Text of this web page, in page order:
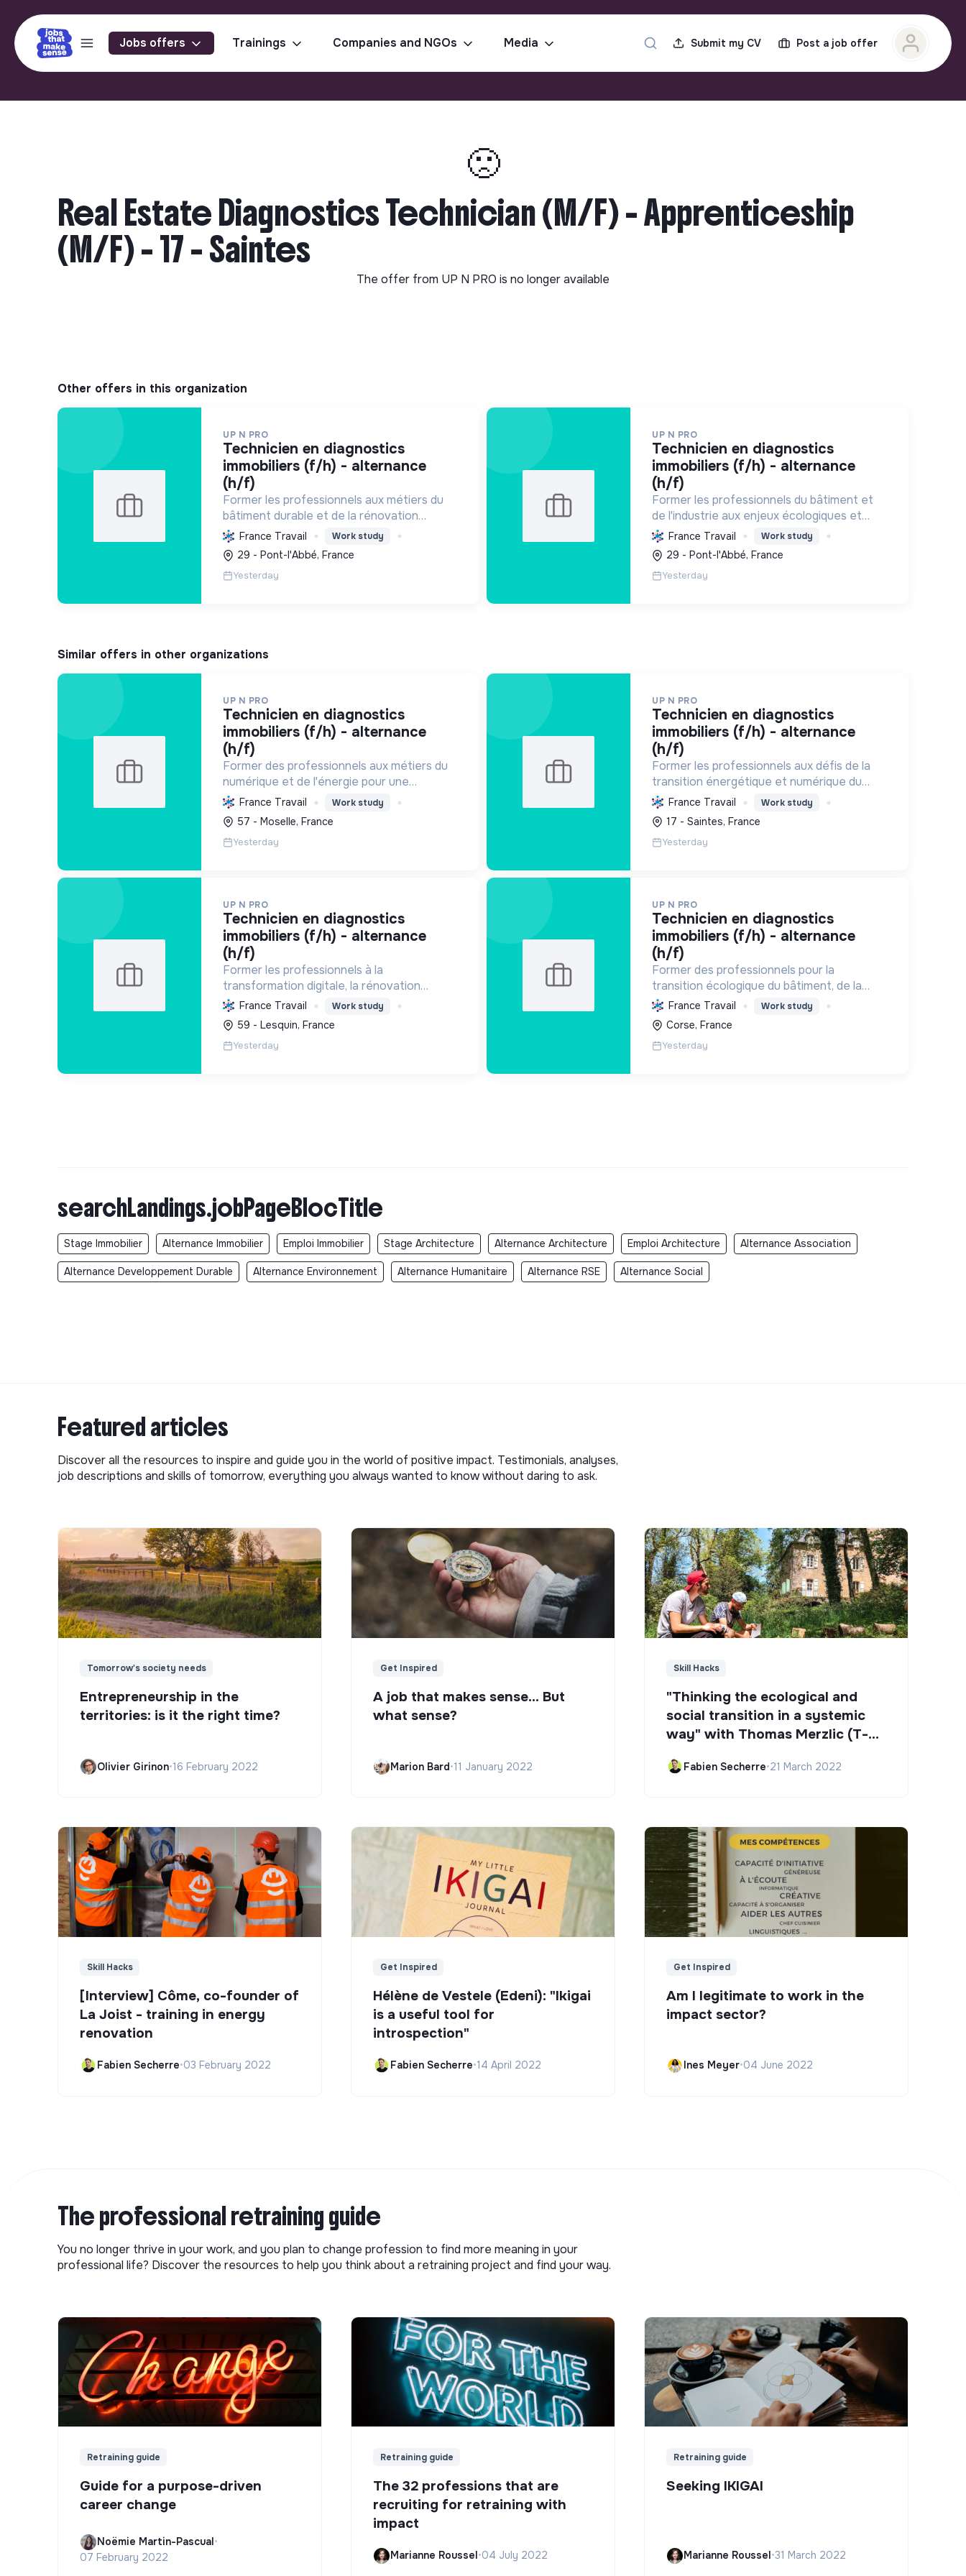
Jobs offers Trainings Companies and NGOs Media Submit my CV Post a job offer
🙁
Real Estate Diagnostics Technician (M/F) - Apprenticeship
(M/F) - 17 - Saintes
The offer from UP N PRO is no longer available
Other offers in this organization
UP N PRO
technicien en diagnostics
immobiliers (f/h) - alternance
(h/f)
Former les professionnels aux métiers du
bâtiment durable et de la rénovation
énergétique, en contribuant à la sécurité
des biens et à la transition écologique.
France Travail Work study
29 - Pont-l'Abbé, France
Yesterday
UP N PRO
technicien en diagnostics
immobiliers (f/h) - alternance
(h/f)
Former les professionnels du bâtiment et
de l'industrie aux enjeux écologiques et
numériques, en favorisant l'emploi durable,
pour une transition énergétique et sociale
réussie.
France Travail Work study
29 - Pont-l'Abbé, France
Yesterday
Similar offers in other organizations
UP N PRO
technicien en diagnostics
immobiliers (f/h) - alternance
(h/f)
Former des professionnels aux métiers du
numérique et de l'énergie pour une
transition écologique durable, en améliorant
l'habitat et la sécurité par des diagnostics
experts et une éducation responsab...
France Travail Work study
57 - Moselle, France
Yesterday
UP N PRO
technicien en diagnostics
immobiliers (f/h) - alternance
(h/f)
Former les professionnels aux défis de la
transition énergétique et numérique du
bâtiment et de l'HSE, en favorisant
l'insertion par l'alternance et des pratiques
durables.
France Travail Work study
17 - Saintes, France
Yesterday
UP N PRO
technicien en diagnostics
immobiliers (f/h) - alternance
(h/f)
Former les professionnels à la
transformation digitale, la rénovation
énergétique et le bâtiment durable pour
une transition écologique et sociale, en
assurant la sécurité et la santé.
France Travail Work study
59 - Lesquin, France
Yesterday
UP N PRO
technicien en diagnostics
immobiliers (f/h) - alternance
(h/f)
Former des professionnels pour la
transition écologique du bâtiment, de la
rénovation énergétique à la gestion
durable, favorisant l'emploi et la
sensibilisation environnementale.
France Travail Work study
Corse, France
Yesterday
searchLandings.jobPageBlocTitle
Stage Immobilier Alternance Immobilier Emploi Immobilier Stage Architecture Alternance Architecture Emploi Architecture Alternance Association
Alternance Developpement Durable Alternance Environnement Alternance Humanitaire Alternance RSE Alternance Social
Featured articles
Discover all the resources to inspire and guide you in the world of positive impact. Testimonials, analyses,
job descriptions and skills of tomorrow, everything you always wanted to know without daring to ask.
Tomorrow's society needs
Entrepreneurship in the
territories: is it the right time?
Olivier Girinon•16 February 2022
Get Inspired
A job that makes sense... But
what sense?
Marion Bard•11 January 2022
Skill Hacks
"Thinking the ecological and
social transition in a systemic
way" with Thomas Merzlic (T-
Fabien Secherre•21 March 2022
Skill Hacks
[Interview] Côme, co-founder of
La Joist - training in energy
renovation
Fabien Secherre•03 February 2022
Get Inspired
Hélène de Vestele (Edeni): "Ikigai
is a useful tool for
introspection"
Fabien Secherre•14 April 2022
Get Inspired
Am I legitimate to work in the
impact sector?
Ines Meyer•04 June 2022
The professional retraining guide
You no longer thrive in your work, and you plan to change profession to find more meaning in your
professional life? Discover the resources to help you think about a retraining project and find your way.
Retraining guide
Guide for a purpose-driven
career change
Noëmie Martin-Pascual•
07 February 2022
Retraining guide
The 32 professions that are
recruiting for retraining with
impact
Marianne Roussel•04 July 2022
Retraining guide
Seeking IKIGAI
Marianne Roussel•31 March 2022